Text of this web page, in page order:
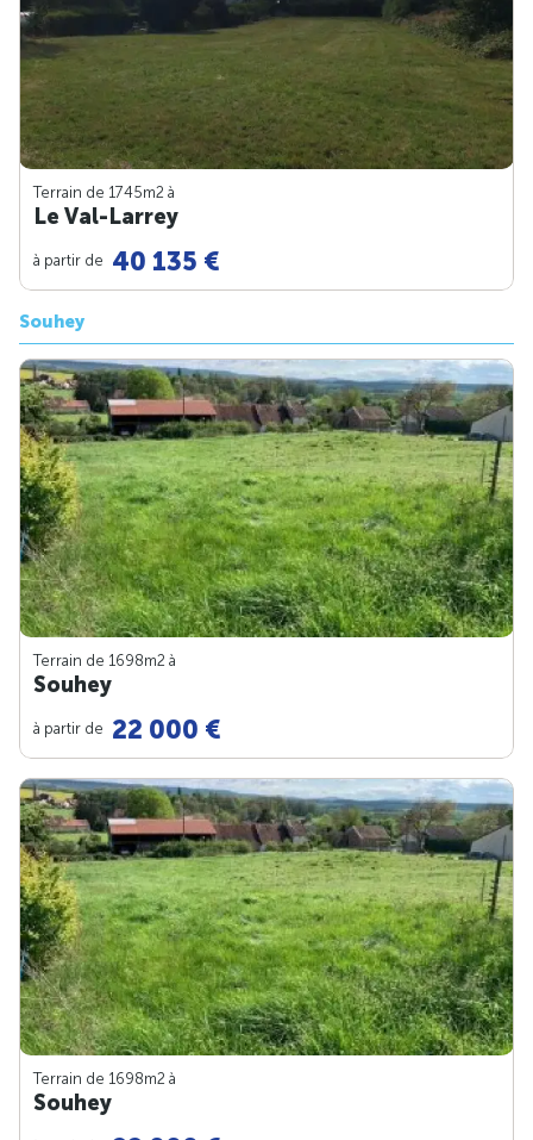
Terrain de 1745m2 à
Le Val-Larrey
à partir de 40 135 €
Souhey
Terrain de 1698m2 à
Souhey
à partir de 22 000 €
Terrain de 1698m2 à
Souhey